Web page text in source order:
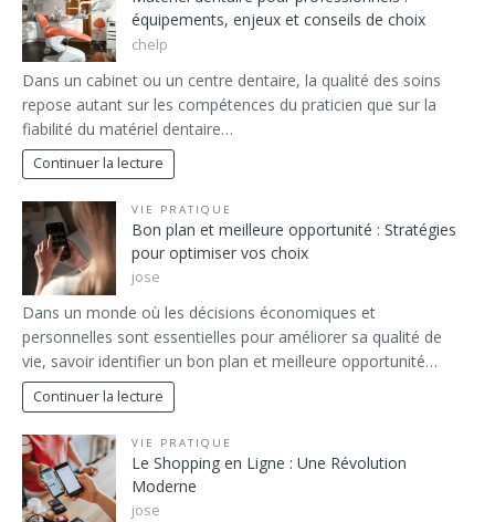
équipements, enjeux et conseils de choix
chelp
Dans un cabinet ou un centre dentaire, la qualité des soins
repose autant sur les compétences du praticien que sur la
fiabilité du matériel dentaire…
Continuer la lecture
VIE PRATIQUE
Bon plan et meilleure opportunité : Stratégies
pour optimiser vos choix
jose
Dans un monde où les décisions économiques et
personnelles sont essentielles pour améliorer sa qualité de
vie, savoir identifier un bon plan et meilleure opportunité…
Continuer la lecture
VIE PRATIQUE
Le Shopping en Ligne : Une Révolution
Moderne
jose